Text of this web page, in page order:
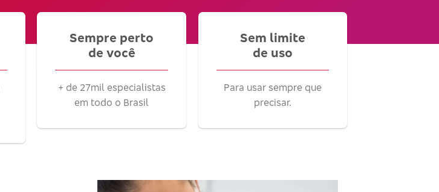
Sempre perto
de você
+ de 27mil especialistas
em todo o Brasil
Sem limite
de uso
Para usar sempre que
precisar.